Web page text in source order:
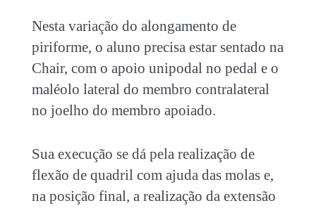
Nesta variação do alongamento de
piriforme, o aluno precisa estar sentado na
Chair, com o apoio unipodal no pedal e o
maléolo lateral do membro contralateral
no joelho do membro apoiado.
Sua execução se dá pela realização de
flexão de quadril com ajuda das molas e,
na posição final, a realização da extensão